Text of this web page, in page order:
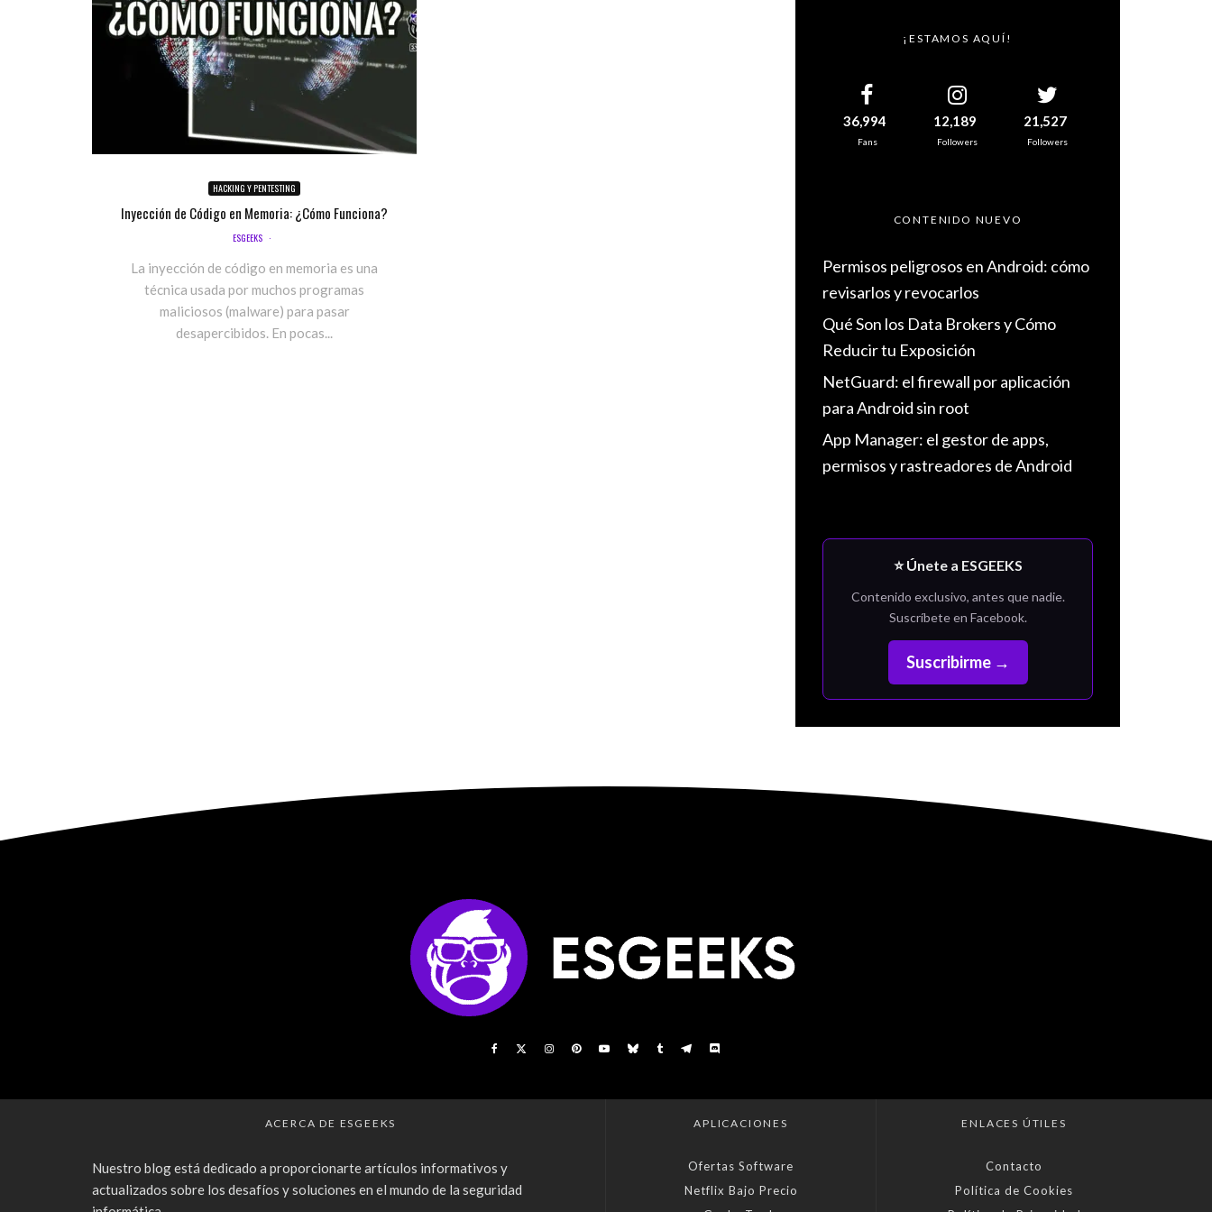
HACKING Y PENTESTING
Inyección de Código en Memoria: ¿Cómo Funciona?
ESGEEKS ·
La inyección de código en memoria es una
técnica usada por muchos programas
maliciosos (malware) para pasar
desapercibidos. En pocas...
¡ESTAMOS AQUÍ!
36,994
Fans
12,189
Followers
21,527
Followers
CONTENIDO NUEVO
Permisos peligrosos en Android: cómo
revisarlos y revocarlos
Qué Son los Data Brokers y Cómo
Reducir tu Exposición
NetGuard: el firewall por aplicación
para Android sin root
App Manager: el gestor de apps,
permisos y rastreadores de Android
⭐ Únete a ESGEEKS
Contenido exclusivo, antes que nadie.
Suscríbete en Facebook.
Suscribirme →
ACERCA DE ESGEEKS
Nuestro blog está dedicado a proporcionarte artículos informativos y
actualizados sobre los desafíos y soluciones en el mundo de la seguridad
APLICACIONES
Ofertas Software
Netflix Bajo Precio
ENLACES ÚTILES
Contacto
Política de Cookies